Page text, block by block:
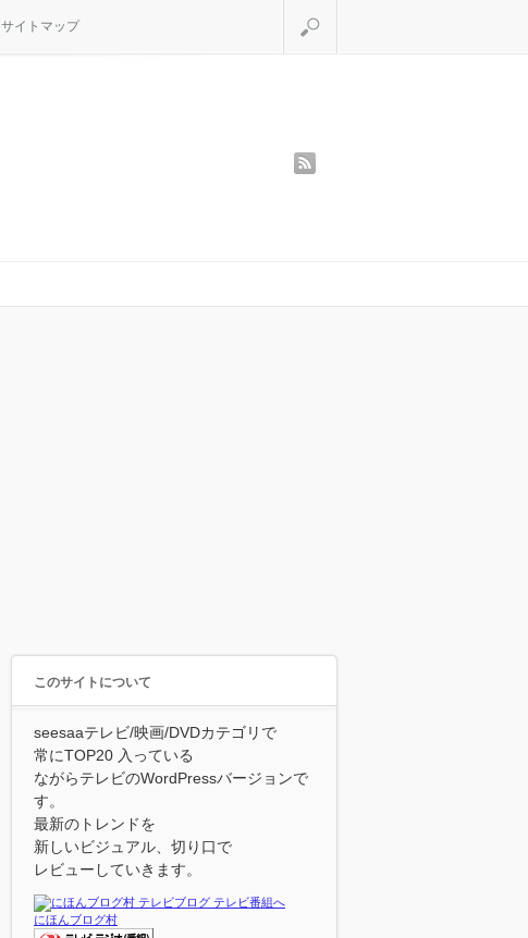
サイトマップ
このサイトについて
seesaaテレビ/映画/DVDカテゴリで
常にTOP20 入っている
ながらテレビのWordPressバージョンで
す。
最新のトレンドを
新しいビジュアル、切り口で
レビューしていきます。
にほんブログ村